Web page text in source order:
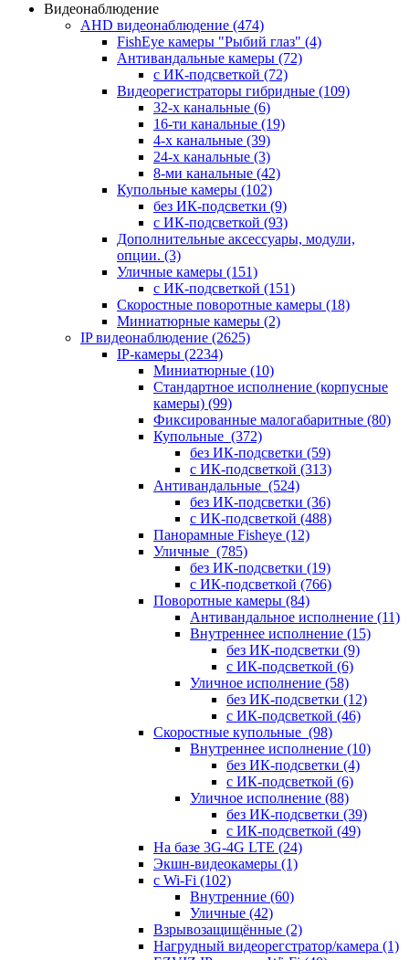
Видеонаблюдение
AHD видеонаблюдение (474)
FishEye камеры "Рыбий глаз" (4)
Антивандальные камеры (72)
с ИК-подсветкой (72)
Видеорегистраторы гибридные (109)
32-х канальные (6)
16-ти канальные (19)
4-х канальные (39)
24-х канальные (3)
8-ми канальные (42)
Купольные камеры (102)
без ИК-подсветки (9)
с ИК-подсветкой (93)
Дополнительные аксессуары, модули,
опции. (3)
Уличные камеры (151)
с ИК-подсветкой (151)
Скоростные поворотные камеры (18)
Миниатюрные камеры (2)
IP видеонаблюдение (2625)
IP-камеры (2234)
Миниатюрные (10)
Стандартное исполнение (корпусные
камеры) (99)
Фиксированные малогабаритные (80)
Купольные (372)
без ИК-подсветки (59)
с ИК-подсветкой (313)
Антивандальные (524)
без ИК-подсветки (36)
с ИК-подсветкой (488)
Панорамные Fisheye (12)
Уличные (785)
без ИК-подсветки (19)
с ИК-подсветкой (766)
Поворотные камеры (84)
Антивандальное исполнение (11)
Внутреннее исполнение (15)
без ИК-подсветки (9)
с ИК-подсветкой (6)
Уличное исполнение (58)
без ИК-подсветки (12)
с ИК-подсветкой (46)
Скоростные купольные (98)
Внутреннее исполнение (10)
без ИК-подсветки (4)
с ИК-подсветкой (6)
Уличное исполнение (88)
без ИК-подсветки (39)
с ИК-подсветкой (49)
На базе 3G-4G LTE (24)
Экшн-видеокамеры (1)
с Wi-Fi (102)
Внутренние (60)
Уличные (42)
Взрывозащищённые (2)
Нагрудный видеорегстратор/камера (1)